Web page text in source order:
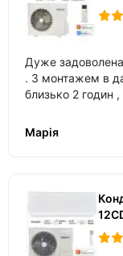
Дуже
. З монтажем в даній фірмі , встановлення зайняло
близько 2 годин , також допомогли налаштувати
Марія